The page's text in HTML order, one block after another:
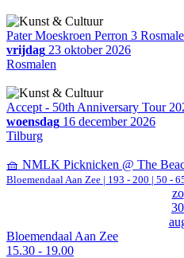
Pater Moeskroen Perron 3
vrijdag 23 oktober 2026
Rosmalen
Accept - 50th Anniversary Tour
woensdag 16 december 2026
Tilburg
🧺 NMLK Picknicken @ The
Bloemendaal Aan Zee | 193 - 200 | 50 -
zo
30
Bloemendaal Aan Zee
15.30 - 19.00